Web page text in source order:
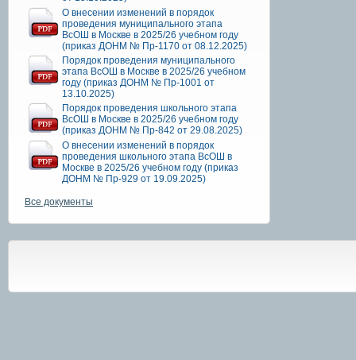
О внесении изменений в порядок
проведения муниципального этапа
ВсОШ в Москве в 2025/26 учебном году
(приказ ДОНМ № Пр-1170 от 08.12.2025)
Порядок проведения муниципального
этапа ВсОШ в Москве в 2025/26 учебном
году (приказ ДОНМ № Пр-1001 от
13.10.2025)
Порядок проведения школьного этапа
ВсОШ в Москве в 2025/26 учебном году
(приказ ДОНМ № Пр-842 от 29.08.2025)
О внесении изменений в порядок
проведения школьного этапа ВсОШ в
Москве в 2025/26 учебном году (приказ
ДОНМ № Пр-929 от 19.09.2025)
Все документы